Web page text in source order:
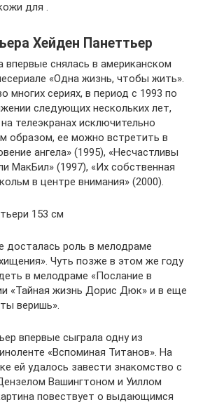
для .
Хейден Панеттьер
впервые снялась в американском
«Одна жизнь, чтобы жить».
многих сериях, в период с 1993 по
следующих нескольких лет,
телеэкранах исключительно
образом, ее можно встретить в
ангела» (1995), «Несчастливы
МакБил» (1997), «Их собственная
в центре внимания» (2000).
153 см
досталась роль в мелодраме
Чуть позже в этом же году
в мелодраме «Послание в
«Тайная жизнь Дорис Дюк» и в еще
веришь».
впервые сыграла одну из
«Вспоминая Титанов». На
ей удалось завести знакомство с
Вашингтоном и Уиллом
повествует о выдающимся